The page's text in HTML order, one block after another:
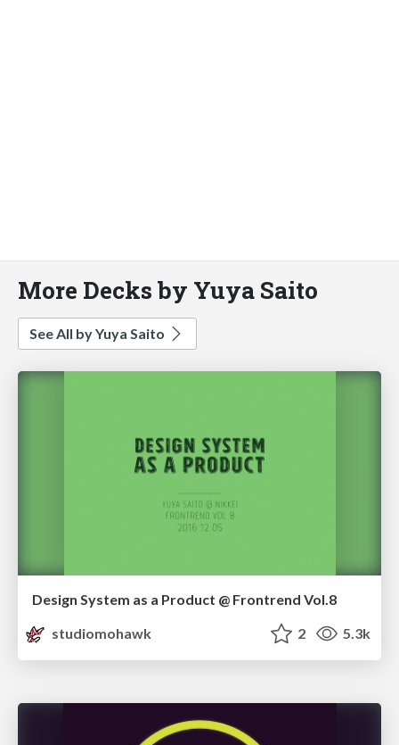
More Decks by Yuya Saito
See All by Yuya Saito
Design System as a Product @ Frontrend Vol.8
studiomohawk
2 5.3k